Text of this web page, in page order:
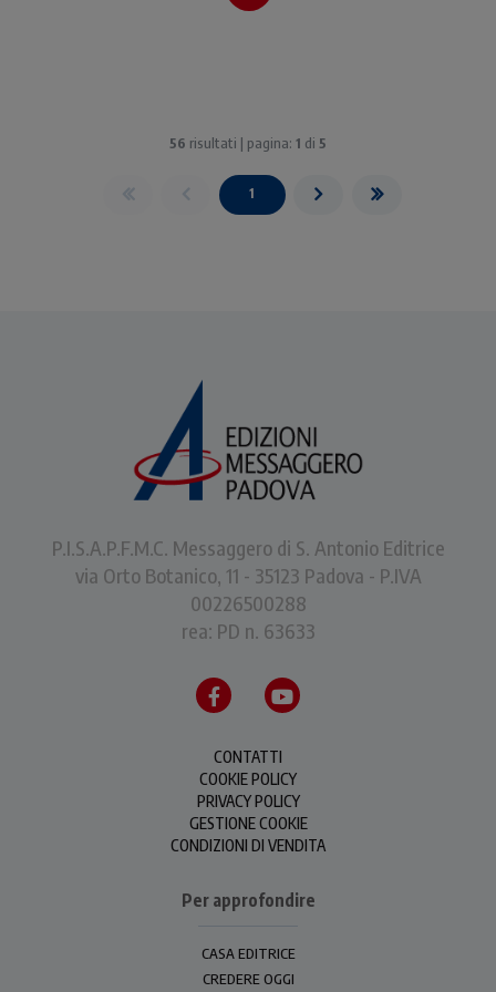
suo cospetto.
56 risultati | pagina: 1 di 5
1
P.I.S.A.P.F.M.C. Messaggero di S. Antonio Editrice
via Orto Botanico, 11 - 35123 Padova - P.IVA
00226500288
rea: PD n. 63633
CONTATTI
COOKIE POLICY
PRIVACY POLICY
GESTIONE COOKIE
CONDIZIONI DI VENDITA
Per approfondire
CASA EDITRICE
CREDERE OGGI